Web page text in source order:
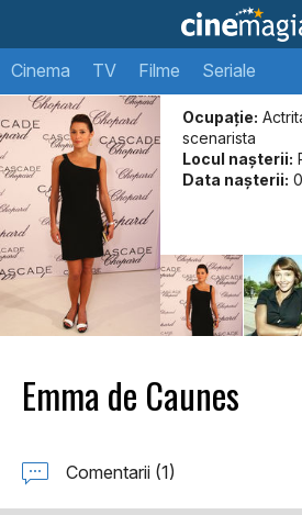
Cinema TV Filme Seriale
Ocupație:
scenarista
Locul naşterii:
Data naşterii:
Emma de Caunes
Comentarii (1)